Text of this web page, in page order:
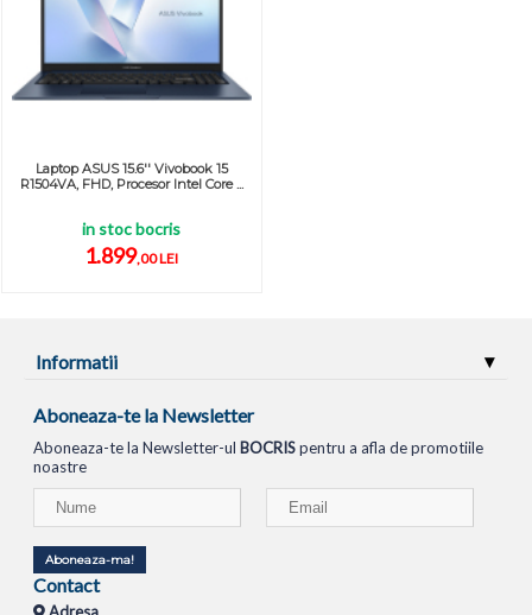
Laptop ASUS 15.6'' Vivobook 15
R1504VA, FHD, Procesor Intel Core ...
in stoc bocris
1.899,00 LEI
Informatii
Aboneaza-te la Newsletter
Aboneaza-te la Newsletter-ul BOCRISpentru a afla de promotiile
noastre
Aboneaza-ma!
Contact